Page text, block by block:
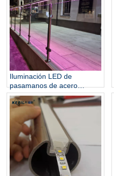
Iluminación LED de
pasamanos de acero
inoxidable 316 para
barandillas de escaleras